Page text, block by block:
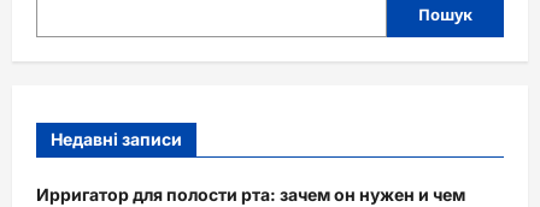
Пошук
Недавні записи
Ирригатор для полости рта: зачем он нужен и чем